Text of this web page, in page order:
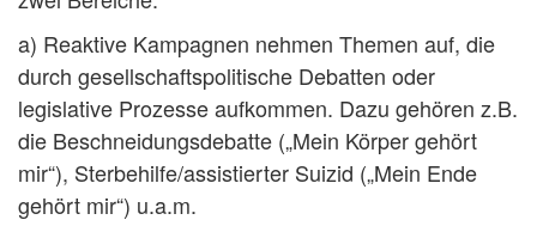
a) Reaktive Kampagnen nehmen Themen auf, die
durch gesellschaftspolitische Debatten oder
legislative Prozesse aufkommen. Dazu gehören z.B.
die Beschneidungsdebatte („Mein Körper gehört
mir“), Sterbehilfe/assistierter Suizid („Mein Ende
gehört mir“) u.a.m.